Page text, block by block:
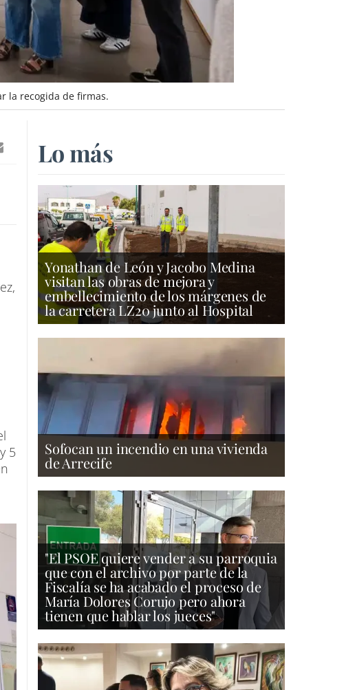
la recogida de firmas.
5
Lo más
Yonathan de León y Jacobo Medina
visitan las obras de mejora y
embellecimiento de los márgenes de
la carretera LZ20 junto al Hospital
Sofocan un incendio en una vivienda
de Arrecife
"El PSOE quiere vender a su parroquia
que con el archivo por parte de la
Fiscalía se ha acabado el proceso de
María Dolores Corujo pero ahora
tienen que hablar los jueces"